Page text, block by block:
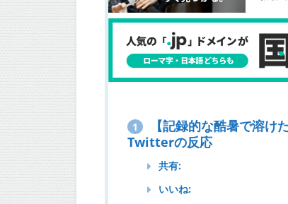
1
【記録的な酷暑で溶け
Twitterの反応
共有:
いいね: